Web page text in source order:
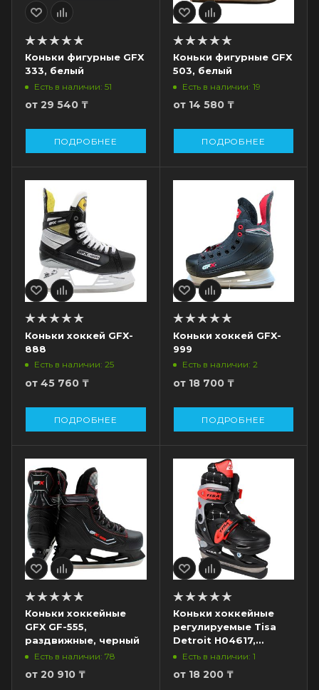
Коньки фигурные GFX
333, белый
Есть в наличии: 51
от 29 540 ₸
ПОДРОБНЕЕ
Коньки фигурные GFX
503, белый
Есть в наличии: 19
от 14 580 ₸
ПОДРОБНЕЕ
Коньки хоккей GFX-
888
Есть в наличии: 25
от 45 760 ₸
ПОДРОБНЕЕ
Коньки хоккей GFX-
999
Есть в наличии: 2
от 18 700 ₸
ПОДРОБНЕЕ
Коньки хоккейные
GFX GF-555,
раздвижные, черный
Есть в наличии: 78
от 20 910 ₸
Коньки хоккейные
регулируемые Tisa
Detroit H04617,
черный/красный
Есть в наличии: 1
от 18 200 ₸